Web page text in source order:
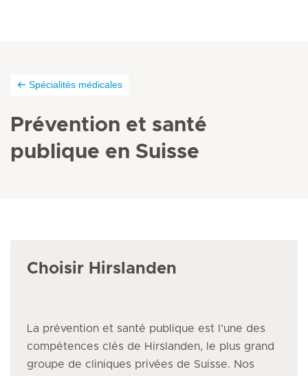
Spécialités médicales
Prévention et santé
publique en Suisse
Choisir Hirslanden
La prévention et santé publique est l’une des
compétences clés de Hirslanden, le plus grand
groupe de cliniques privées de Suisse. Nos